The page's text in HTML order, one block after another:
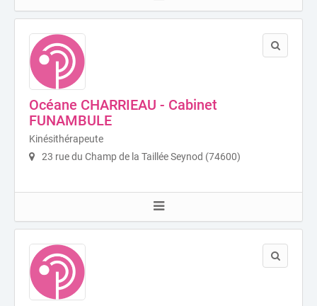
Océane CHARRIEAU - Cabinet
FUNAMBULE
Kinésithérapeute
23 rue du Champ de la Taillée Seynod (74600)